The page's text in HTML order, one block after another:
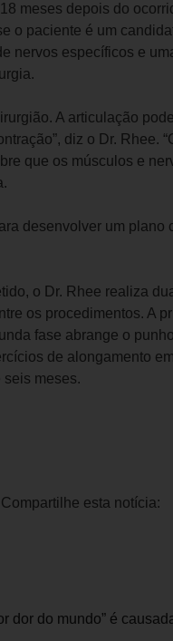
meses depois do
o paciente é um
nervos específicos e
A articulação
diz o Dr. Rhee.
que os músculos e
desenvolver um plano
o Dr. Rhee realiza
os procedimentos. A
fase abrange o
de alongamento
seis meses.
Compartilhe esta notícia: